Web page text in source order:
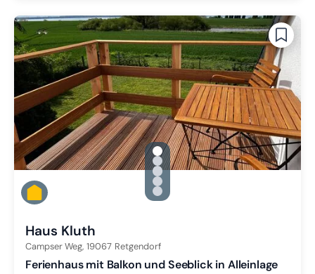
gallery.slide_selector
Zu Slide 1 wechseln
Zu Slide 2 wechseln
Zu Slide 3 wechseln
Zu Slide 4 wechseln
Zu Slide 5 wechseln
Haus Kluth
Campser Weg, 19067 Retgendorf
Ferienhaus mit Balkon und Seeblick in Alleinlage